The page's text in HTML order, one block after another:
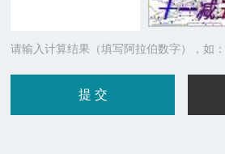
请输入计算结果（填写阿拉伯数字），如